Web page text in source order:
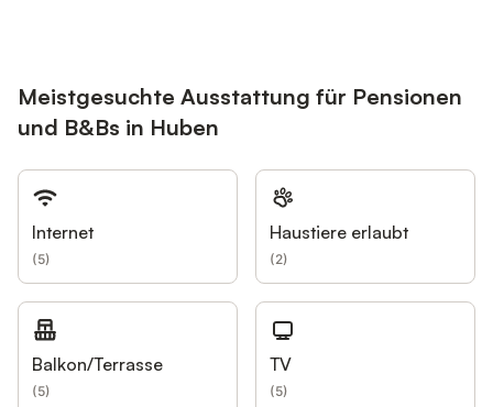
Meistgesuchte Ausstattung für Pensionen
und B&Bs in Huben
Internet
(5)
Haustiere erlaubt
(2)
Balkon/Terrasse
(5)
TV
(5)